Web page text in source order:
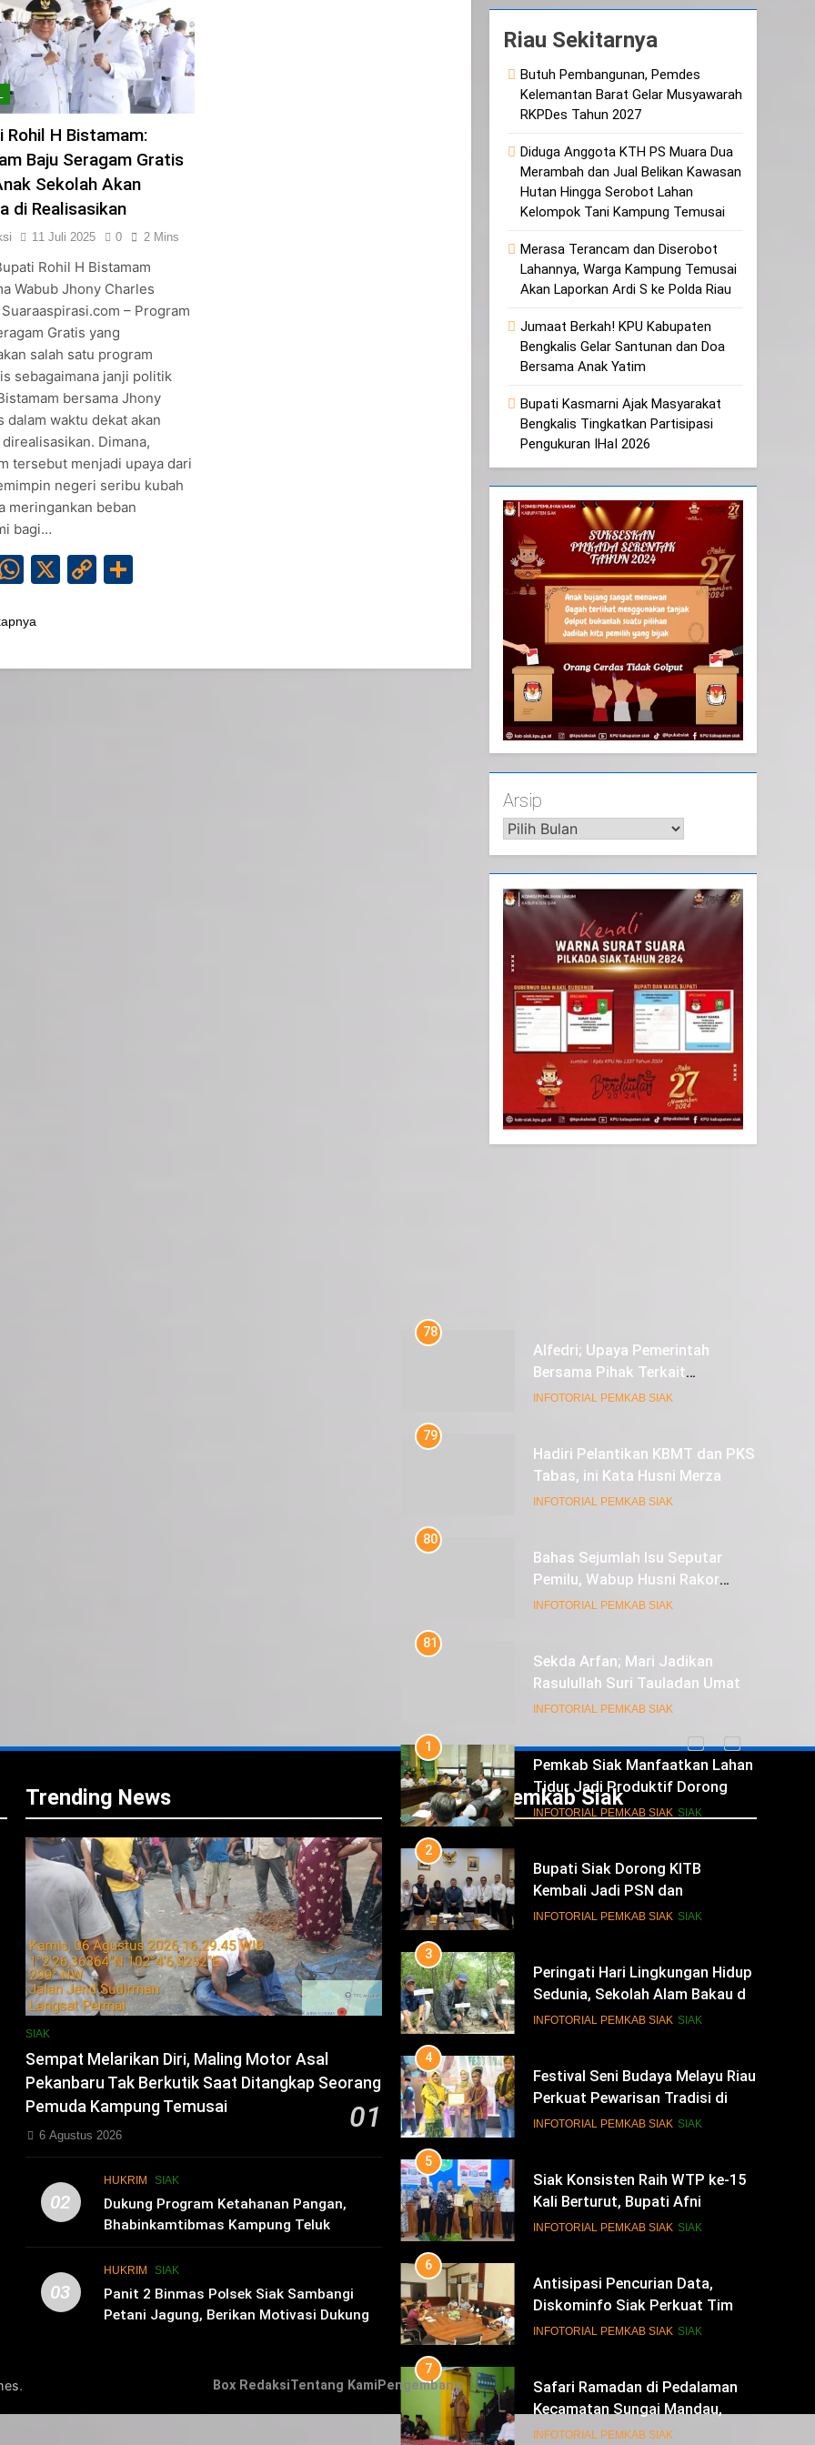
Rohil H Bistamam:
Baju Seragam Gratis
Sekolah Akan
di Realisasikan
11 Juli 2025 0 2 Mins
Rohil H Bistamam
Wabub Jhony Charles
Suaraaspirasi.com – Program
Gratis yang
salah satu program
sebagaimana janji politik
bersama Jhony
dalam waktu dekat akan
Dimana,
tersebut menjadi upaya dari
negeri seribu kubah
meringankan beban
bagi…
WhatsApp
X
Copy
Riau Sekitarnya
Butuh Pembangunan, Pemdes
Kelemantan Barat Gelar Musyawarah
RKPDes Tahun 2027
Diduga Anggota KTH PS Muara Dua
Merambah dan Jual Belikan Kawasan
Hutan Hingga Serobot Lahan
Kelompok Tani Kampung Temusai
Merasa Terancam dan Diserobot
Lahannya, Warga Kampung Temusai
Akan Laporkan Ardi S ke Polda Riau
Jumaat Berkah! KPU Kabupaten
Bengkalis Gelar Santunan dan Doa
Bersama Anak Yatim
Bupati Kasmarni Ajak Masyarakat
Bengkalis Tingkatkan Partisipasi
Pengukuran IHaI 2026
Arsip
Trending News
SIAK
Sempat Melarikan Diri, Maling Motor Asal
Pekanbaru Tak Berkutik Saat Ditangkap Seorang
Pemuda Kampung Temusai
01
6 Agustus 2026
02
HUKRIM SIAK
Dukung Program Ketahanan Pangan,
Bhabinkamtibmas Kampung Teluk
Merempan Tinjau Tanaman Jagung Waga
03
HUKRIM SIAK
Panit 2 Binmas Polsek Siak Sambangi
Petani Jagung, Berikan Motivasi Dukung
Infotorial Pemkab Siak
79
Hadiri Pelantikan KBMT dan PKS
Tabas, ini Kata Husni Merza
INFOTORIAL PEMKAB SIAK
80
Bahas Sejumlah Isu Seputar
Pemilu, Wabup Husni Rakor
bersama Gubernur Riau
INFOTORIAL PEMKAB SIAK
81
Sekda Arfan; Mari Jadikan
Rasulullah Suri Tauladan Umat
INFOTORIAL PEMKAB SIAK
1
Pemkab Siak Manfaatkan Lahan
Tidur Jadi Produktif Dorong
PAD dan Kesejahteraan Warga
INFOTORIAL PEMKAB SIAK
2
Bupati Siak Dorong KITB
Kembali Jadi PSN dan
Revitalisasi Istana Kesultanan
INFOTORIAL PEMKAB SIAK SIAK
3
Peringati Hari Lingkungan Hidup
Sedunia, Sekolah Alam Bakau di
Siak Cetak Generasi Penjaga
INFOTORIAL PEMKAB SIAK SIAK
4
Festival Seni Budaya Melayu Riau
Perkuat Pewarisan Tradisi di
Negeri Istana
INFOTORIAL PEMKAB SIAK SIAK
5
Siak Konsisten Raih WTP ke-15
Kali Berturut, Bupati Afni
Tekankan Penguatan Tata Kelola
INFOTORIAL PEMKAB SIAK SIAK
6
Antisipasi Pencurian Data,
Diskominfo Siak Perkuat Tim
Tanggap Insiden Siber
INFOTORIAL PEMKAB SIAK SIAK
7
Safari Ramadan di Pedalaman
Kecamatan Sungai Mandau,
Bupati Siak Jemput Aspirasi
INFOTORIAL PEMKAB SIAK
8
Dukung Polda Riau Pengamanan
Idulfitri, Bupati Siak Hadiri Rakor
Operasi Lancang Kuning 2026
INFOTORIAL PEMKAB SIAK
. Box Redaksi Tentang KamiPengembang